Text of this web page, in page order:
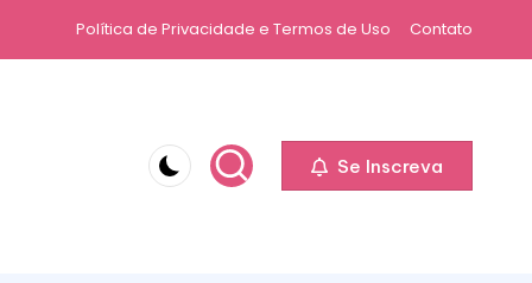
Política de Privacidade e Termos de Uso Contato
Se Inscreva